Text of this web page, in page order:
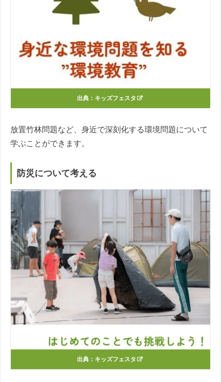
出典： キッズフェスタ
放置竹林問題など、身近で深刻化する環境問題について
学ぶことができます。
防災について考える
出典： キッズフェスタ